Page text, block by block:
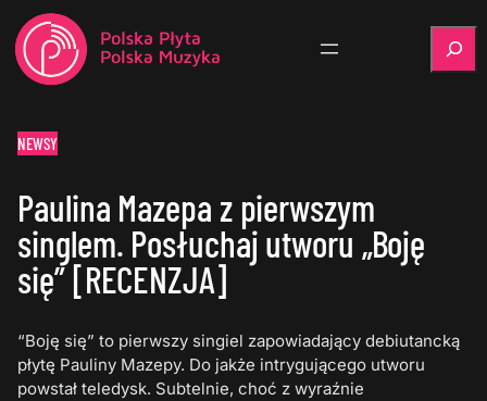
NEWSY
Paulina Mazepa z pierwszym
singlem. Posłuchaj utworu „Boję
się” [RECENZJA]
“Boję się” to pierwszy singiel zapowiadający debiutancką
płytę Pauliny Mazepy. Do jakże intrygującego utworu
powstał teledysk. Subtelnie, choć z wyraźnie